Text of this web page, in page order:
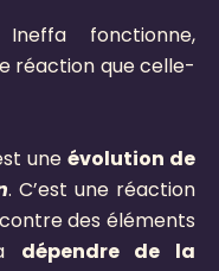
fonctionne,
réaction que celle-
une évolution de
. C’est une réaction
des éléments
dépendre de la